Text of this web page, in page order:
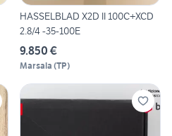
HASSELBLAD X2D II 100C+XCD
2.8/4 -35-100E
9.850 €
Marsala (TP)